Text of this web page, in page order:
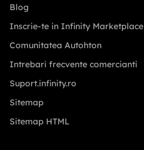
Blog
Inscrie-te in Infinity Marketplace
Comunitatea Autohton
Intrebari frecvente comercianti
Suport.infinity.ro
Sitemap
Sitemap HTML